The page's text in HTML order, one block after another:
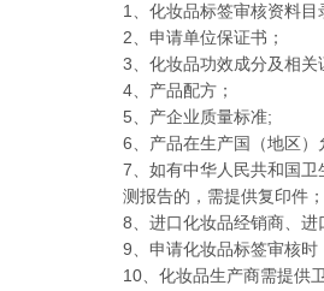
1、化妆品标签审核资料目
2、申请单位保证书；
3、化妆品功效成分及相
4、产品配方；
5、产企业质量标准;
6、产品在生产国（地区
7、如有中华人民共和国
测报告的，需提供复印件；
8、 进口化妆品经销商、进
9、申请化妆品标签审核
10、化妆品生产商需提供